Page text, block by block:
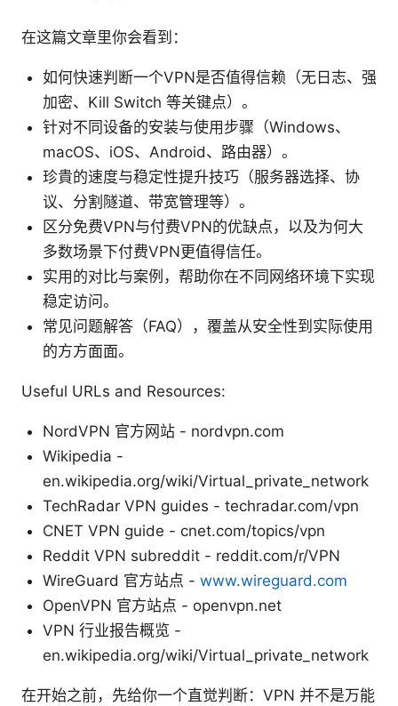
在这篇文章里你会看到：
如何快速判断一个VPN是否值得信赖（无日志、强
加密、Kill Switch 等关键点）。
针对不同设备的安装与使用步骤（Windows、
macOS、iOS、Android、路由器）。
珍貴的速度与稳定性提升技巧（服务器选择、协
议、分割隧道、带宽管理等）。
区分免费VPN与付费VPN的优缺点，以及为何大
多数场景下付费VPN更值得信任。
实用的对比与案例，帮助你在不同网络环境下实现
稳定访问。
常见问题解答（FAQ），覆盖从安全性到实际使用
的方方面面。
Useful URLs and Resources:
NordVPN 官方网站 - nordvpn.com
Wikipedia -
en.wikipedia.org/wiki/Virtual_private_network
TechRadar VPN guides - techradar.com/vpn
CNET VPN guide - cnet.com/topics/vpn
Reddit VPN subreddit - reddit.com/r/VPN
WireGuard 官方站点 - www.wireguard.com
OpenVPN 官方站点 - openvpn.net
VPN 行业报告概览 -
en.wikipedia.org/wiki/Virtual_private_network
在开始之前，先给你一个直觉判断：VPN 并不是万能